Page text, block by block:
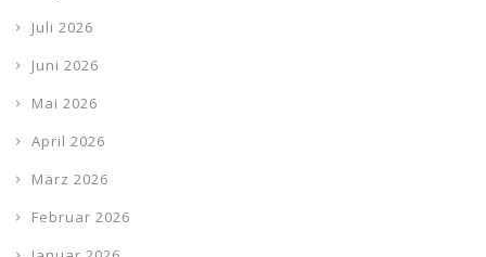
Juli 2026
Juni 2026
Mai 2026
April 2026
März 2026
Februar 2026